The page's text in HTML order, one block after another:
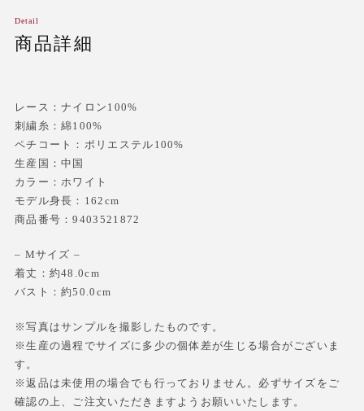
商品詳細
Detail
レース：ナイロン100%
刺繍糸：綿100%
ペチコート：ポリエステル100%
生産国：中国
カラー：ホワイト
モデル身長：162cm
商品番号：9403521872
– Mサイズ –
着丈：約48.0cm
バスト：約50.0cm
※写真はサンプルを撮影したものです。
※生産の過程でサイズに多少の個体差が生じる場合がございま
す。
※返品は未使用の場合でも行っておりません。必ずサイズをご
確認の上、ご注文いただきますようお願いいたします。